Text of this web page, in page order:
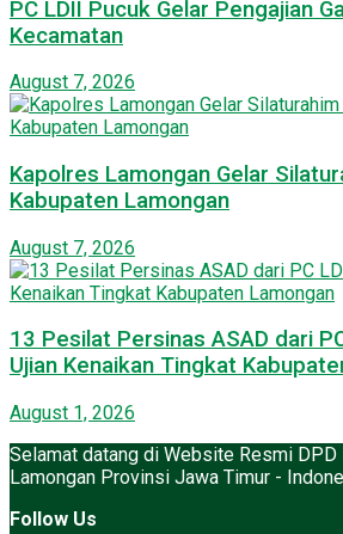
PC LDII Pucuk Gelar Pengajian
Kecamatan
August 7, 2026
Kapolres Lamongan Gelar
Kabupaten Lamongan
August 7, 2026
13 Pesilat Persinas ASAD dari
Ujian Kenaikan Tingkat
August 1, 2026
Selamat datang di Website Resmi DPD
Lamongan Provinsi Jawa Timur -
Follow Us